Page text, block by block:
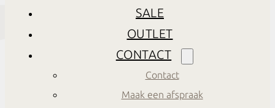
SALE
OUTLET
CONTACT
Contact
Maak een afspraak